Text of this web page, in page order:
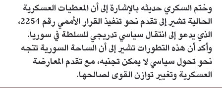
وختم السكري حديثه بالإشارة إلى أن المعطيات العسكرية
الحالية تشير إلى تقدم نحو تنفيذ القرار الأممي رقم 2254،
الذي يدعو إلى انتقال سياسي تدريجي للسلطة في سوريا.
وأكد أن هذه التطورات تشير إلى أن الساحة السورية تتجه
نحو تحول سياسي لا يمكن تجنبه، مع تقدم المعارضة
العسكرية وتغيير توازن القوى لصالحها.